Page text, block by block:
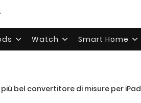
Watch Smart Home
bel convertitore di misure per iPad